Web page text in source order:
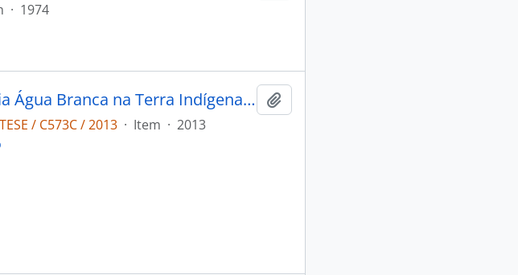
· 1974
A criação da aldeia Água Branca na Terra Indígena Kaingang Apucaraninha "política interna" moralidade e cultura
/ C573C / 2013 · Item · 2013